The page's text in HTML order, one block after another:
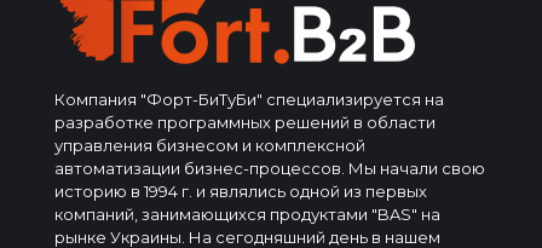
Компания "Форт-БиТуБи" специализируется на
разработке программных решений в области
управления бизнесом и комплексной
автоматизации бизнес-процессов. Мы начали свою
историю в 1994 г. и являлись одной из первых
компаний, занимающихся продуктами "BAS" на
рынке Украины. На сегодняшний день в нашем